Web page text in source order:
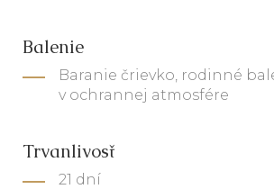
Balenie
Baranie črievko, rodinné
v ochrannej atmosfére
Trvanlivosť
21 dní